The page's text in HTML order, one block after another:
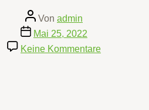
Beitragsautor
Von admin
Beitragsdatum
Mai 25, 2022
Keine Kommentarezu